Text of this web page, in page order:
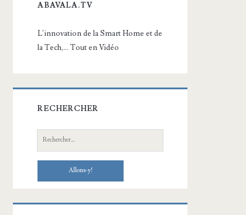
ABAVALA.TV
L'innovation de la Smart Home et de
la Tech,... Tout en Vidéo
RECHERCHER
Recherche: